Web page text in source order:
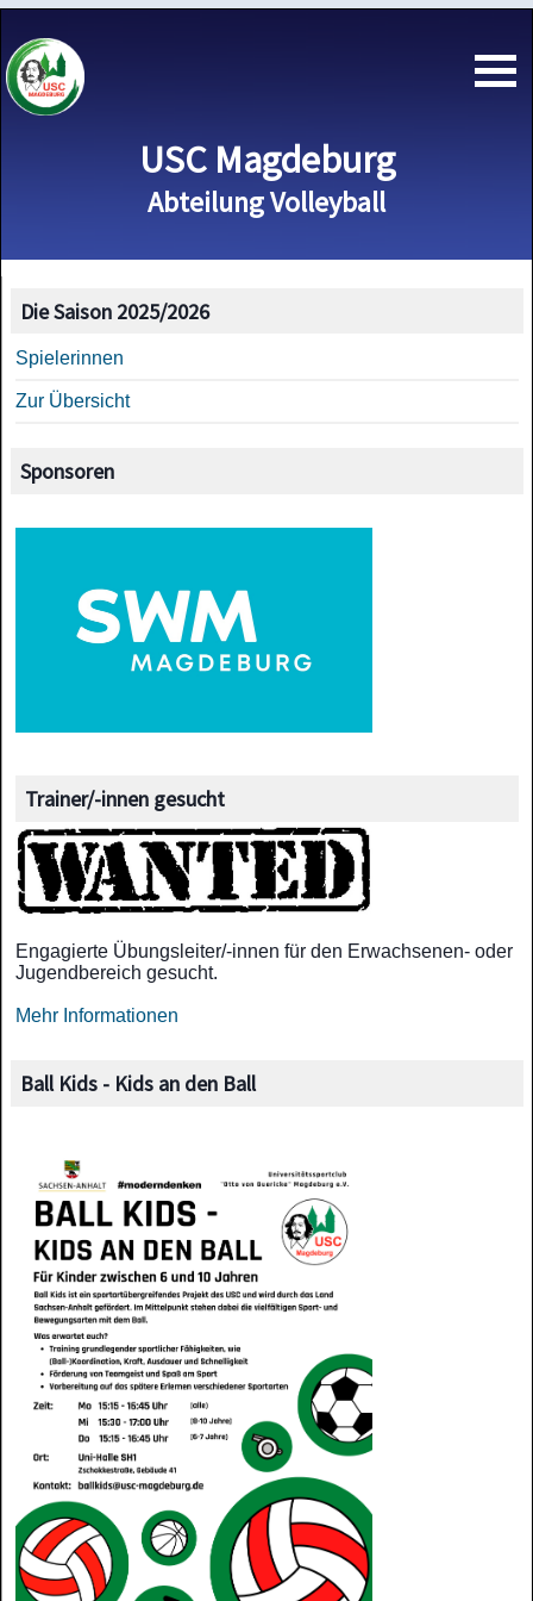
USC Magdeburg
Abteilung Volleyball
Die Saison 2025/2026
Spielerinnen
Zur Übersicht
Sponsoren
Trainer/-innen gesucht
Engagierte Übungsleiter/-innen für den Erwachsenen- oder
Jugendbereich gesucht.
Mehr Informationen
Ball Kids - Kids an den Ball